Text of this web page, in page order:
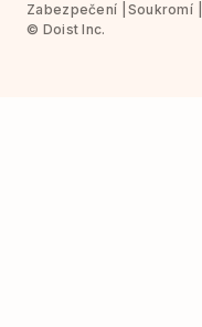
Zabezpečení Soukromí
© Doist Inc.